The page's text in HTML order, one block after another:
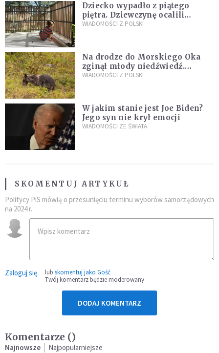
Dziecko wypadło z piątego
piętra. Dziewczynę ocalili
sąsiedzi
WIADOMOŚCI Z POLSKI
Na drodze do Morskiego Oka
zginął młody niedźwiedź.
Sprawę bada Policja i TPN
WIADOMOŚCI Z POLSKI
W jakim stanie jest Joe Biden?
Jego syn nie krył emocji
WIADOMOŚCI ZE ŚWIATA
SKOMENTUJ ARTYKUŁ
Politycy PiS mówią o przesunięciu terminu wyborów samorządowych
na 2024 r.
Zaloguj się lub skomentuj jako Gość
Twój komentarz będzie moderowany
DODAJ KOMENTARZ
Komentarze ()
Najnowsze Najpopularniejsze